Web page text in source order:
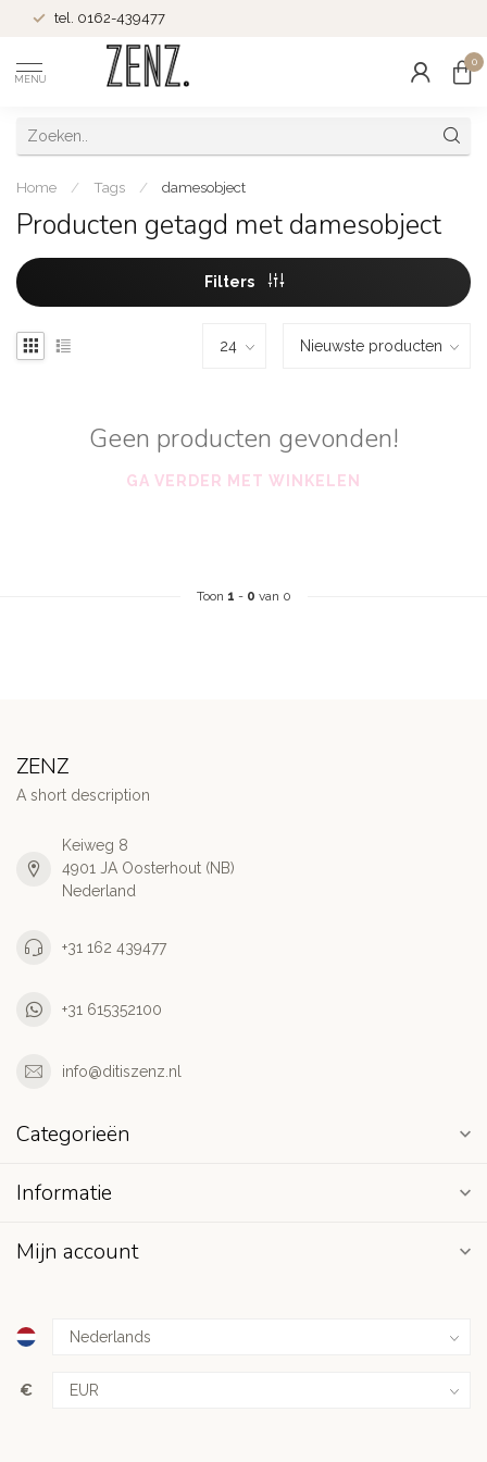
tel. 0162-439477
MENU
0
Home / Tags / damesobject
Producten getagd met damesobject
Filters
Geen producten gevonden!
GA VERDER MET WINKELEN
Toon 1 - 0 van 0
ZENZ
A short description
Keiweg 8
4901 JA Oosterhout (NB)
Nederland
+31 162 439477
+31 615352100
info@ditiszenz.nl
Categorieën
Informatie
Mijn account
€